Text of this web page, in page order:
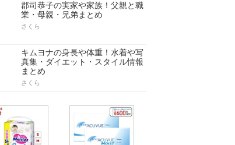
郡司恭子の実家や家族！父親と職
業・母親・兄弟まとめ
さくら
キムヨナの身長や体重！水着や写
真集・ダイエット・スタイル情報
まとめ
さくら